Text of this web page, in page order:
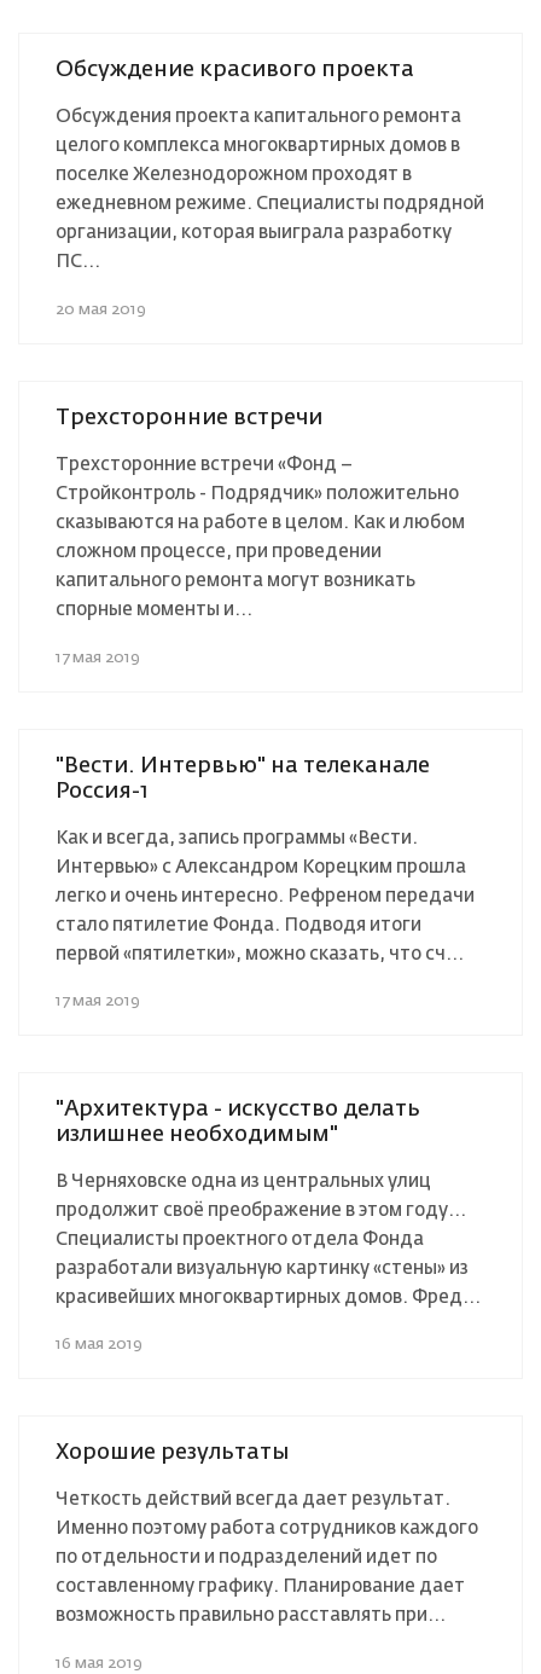
Обсуждение красивого проекта
Обсуждения проекта капитального ремонта
целого комплекса многоквартирных домов в
поселке Железнодорожном проходят в
ежедневном режиме. Специалисты подрядной
организации, которая выиграла разработку
ПС...
20 мая 2019
Трехсторонние встречи
Трехсторонние встречи «Фонд –
Стройконтроль - Подрядчик» положительно
сказываются на работе в целом. Как и любом
сложном процессе, при проведении
капитального ремонта могут возникать
спорные моменты и...
17 мая 2019
"Вести. Интервью" на телеканале
Россия-1
Как и всегда, запись программы «Вести.
Интервью» с Александром Корецким прошла
легко и очень интересно. Рефреном передачи
стало пятилетие Фонда. Подводя итоги
первой «пятилетки», можно сказать, что сч...
17 мая 2019
"Архитектура - искусство делать
излишнее необходимым"
В Черняховске одна из центральных улиц
продолжит своё преображение в этом году...
Специалисты проектного отдела Фонда
разработали визуальную картинку «стены» из
красивейших многоквартирных домов. Фред...
16 мая 2019
Хорошие результаты
Четкость действий всегда дает результат.
Именно поэтому работа сотрудников каждого
по отдельности и подразделений идет по
составленному графику. Планирование дает
возможность правильно расставлять при...
16 мая 2019